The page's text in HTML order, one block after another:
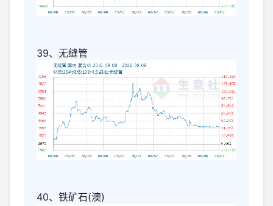
39、无缝管
40、铁矿石(澳)